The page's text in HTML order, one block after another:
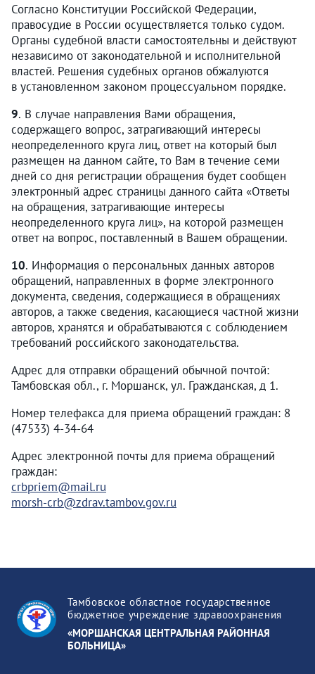
Согласно Конституции Российской Федерации,
правосудие в России осуществляется только судом.
Органы судебной власти самостоятельны и действуют
независимо от законодательной и исполнительной
властей. Решения судебных органов обжалуются
в установленном законом процессуальном порядке.
9. В случае направления Вами обращения,
содержащего вопрос, затрагивающий интересы
неопределенного круга лиц, ответ на который был
размещен на данном сайте, то Вам в течение семи
дней со дня регистрации обращения будет сообщен
электронный адрес страницы данного сайта «Ответы
на обращения, затрагивающие интересы
неопределенного круга лиц», на которой размещен
ответ на вопрос, поставленный в Вашем обращении.
10. Информация о персональных данных авторов
обращений, направленных в форме электронного
документа, сведения, содержащиеся в обращениях
авторов, а также сведения, касающиеся частной жизни
авторов, хранятся и обрабатываются с соблюдением
требований российского законодательства.
Адрес для отправки обращений обычной почтой:
Тамбовская обл., г. Моршанск, ул. Гражданская, д 1.
Номер телефакса для приема обращений граждан: 8
(47533) 4-34-64
Адрес электронной почты для приема обращений
граждан:
crbpriem@mail.ru
morsh-crb@zdrav.tambov.gov.ru
Тамбовское областное государственное
бюджетное учреждение здравоохранения
«МОРШАНСКАЯ ЦЕНТРАЛЬНАЯ РАЙОННАЯ
БОЛЬНИЦА»